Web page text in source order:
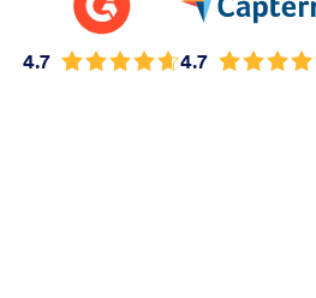
4.7 4.7